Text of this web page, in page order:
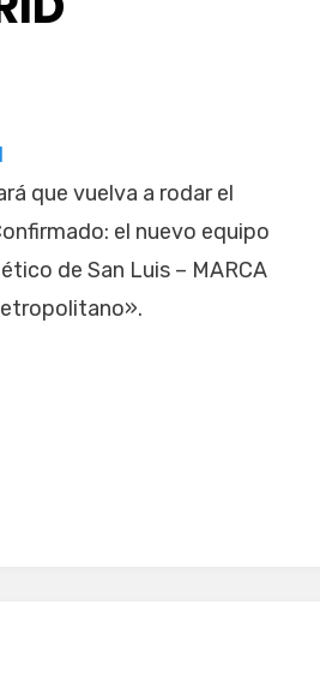
que vuelva a rodar el
el nuevo equipo
de San Luis – MARCA